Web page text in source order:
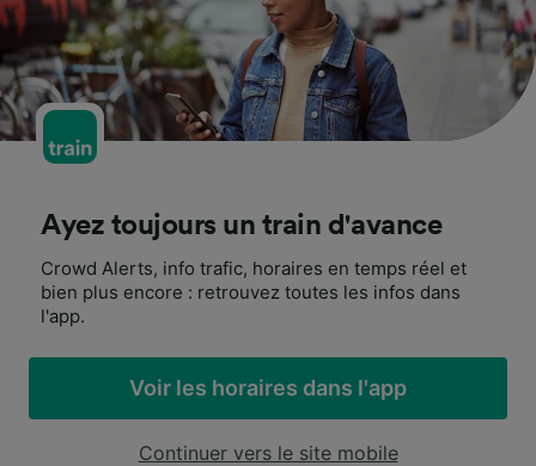
Ayez toujours un train d'avance
Crowd Alerts, info trafic, horaires en temps réel et
bien plus encore : retrouvez toutes les infos dans
l'app.
Voir les horaires dans l'app
Continuer vers le site mobile